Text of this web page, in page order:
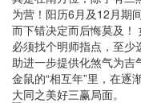
为营！阳历6月及12月期
而下错决定而后悔莫及！
必须找个明师指点，至
助进一步提供化煞气为
金鼠的“相互年”里，在逐
大同之美好三赢局面。